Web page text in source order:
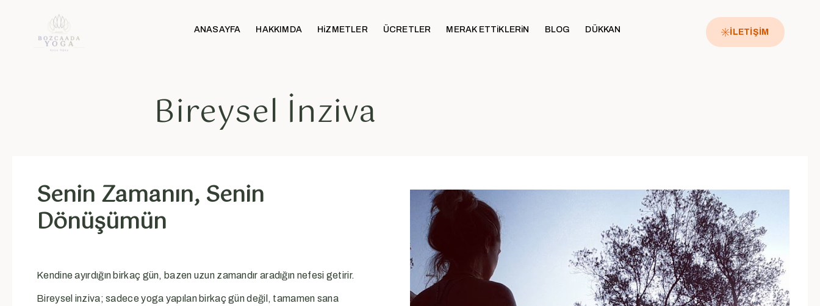
ANASAYFA HAKKIMDA HiZMETLER ÜCRETLER MERAK ETTiKLERiN BLOG DÜKKAN İLETİŞİM
Bireysel İnziva
Senin Zamanın, Senin
Dönüşümün
Kendine ayırdığın birkaç gün, bazen uzun zamandır aradığın nefesi getirir.
Bireysel inziva; sadece yoga yapılan birkaç gün değil, tamamen sana